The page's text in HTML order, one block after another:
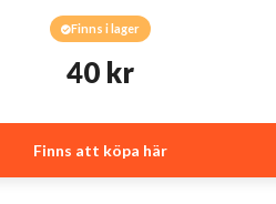
Finns i lager
40 kr
Finns att köpa här